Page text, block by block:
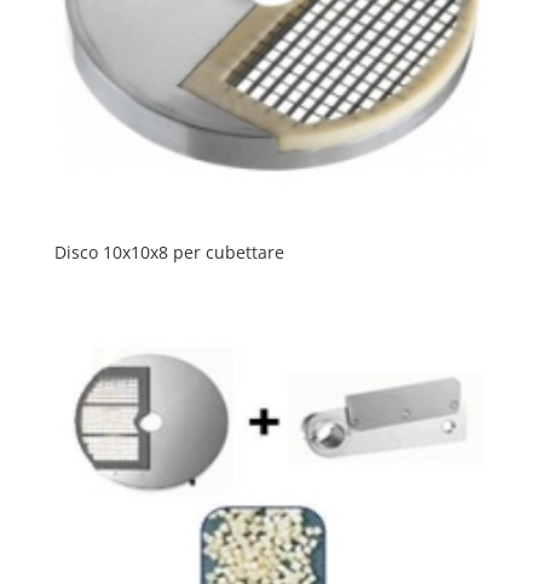
Disco 10x10x8 per cubettare